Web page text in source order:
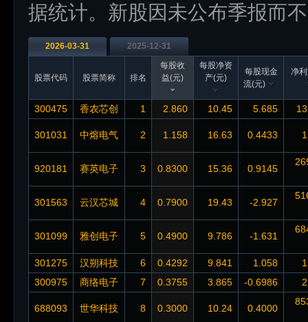
据统计。新股因未公布季报而
2026-03-31 2025-12-31
股票代码 股票简称 排名
每股收
益(元)
每股净资
产(元)
每股现金
流(元)
净
300475 香农芯创 1 2.860 10.45 5.685
301031 中熔电气 2 1.158 16.63 0.4433
920181 赛英电子 3 0.8300 15.36 0.9145
301563 云汉芯城 4 0.7900 19.43 -2.927
301099 雅创电子 5 0.4900 9.786 -1.631
301275 汉朔科技 6 0.4292 9.841 1.058
300975
商络电子 7 0.3755 3.865 -0.6986
688093 世华科技 8 0.3000 10.24 0.4000